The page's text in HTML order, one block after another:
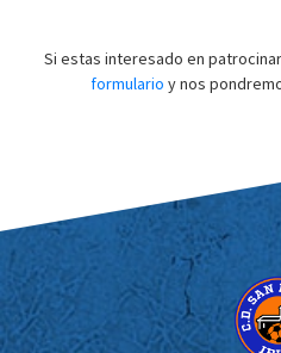
Si estas interesado en
formulario y nos